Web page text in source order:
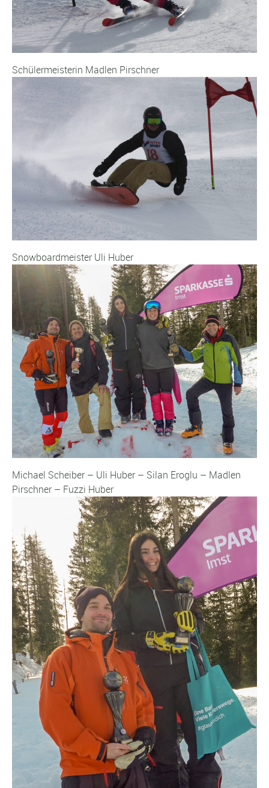
Schülermeisterin Madlen Pirschner
Snowboardmeister Uli Huber
Michael Scheiber – Uli Huber – Silan Eroglu – Madlen
Pirschner – Fuzzi Huber